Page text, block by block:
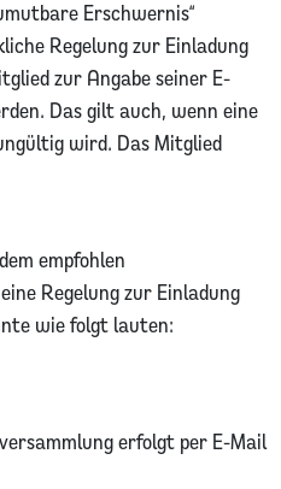
Erschwernis“
Regelung zur Einladung
zur Angabe seiner E-
Das gilt auch, wenn eine
wird. Das Mitglied
empfohlen
Regelung zur Einladung
wie folgt lauten:
erfolgt per E-Mail